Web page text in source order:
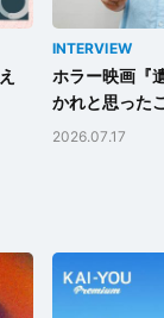
INTERVIEW
ホラー映画『
かれと思った
2026.07.17